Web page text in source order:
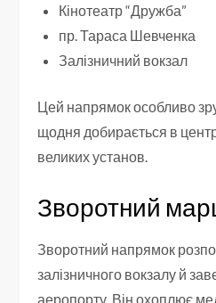
Кінотеатр “Дружба”
пр. Тараса Шевченка
Залізничний вокзал
Цей напрямок особливо
щодня добирається в
великих установ.
Зворотний
Зворотний напрямок
залізничного вокзалу й
аеропорту. Він охоплює